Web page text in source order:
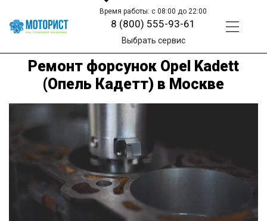
Время работы: с 08:00 до 22:00
8 (800) 555-93-61
Выбрать сервис
Ремонт форсунок Opel Kadett
(Опель Кадетт) в Москве